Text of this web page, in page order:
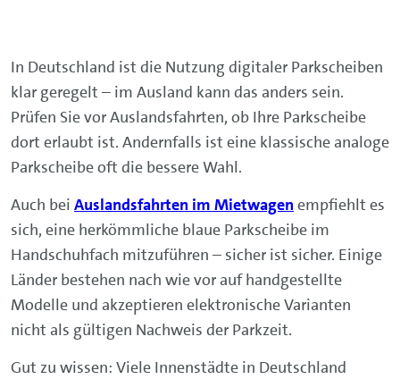
In Deutschland ist die Nutzung digitaler Parkscheiben
klar geregelt – im Ausland kann das anders sein.
Prüfen Sie vor Auslandsfahrten, ob Ihre Parkscheibe
dort erlaubt ist. Andernfalls ist eine klassische analoge
Parkscheibe oft die bessere Wahl.
Auch bei Auslandsfahrten im Mietwagen empfiehlt es
sich, eine herkömmliche blaue Parkscheibe im
Handschuhfach mitzuführen – sicher ist sicher. Einige
Länder bestehen nach wie vor auf handgestellte
Modelle und akzeptieren elektronische Varianten
nicht als gültigen Nachweis der Parkzeit.
Gut zu wissen: Viele Innenstädte in Deutschland